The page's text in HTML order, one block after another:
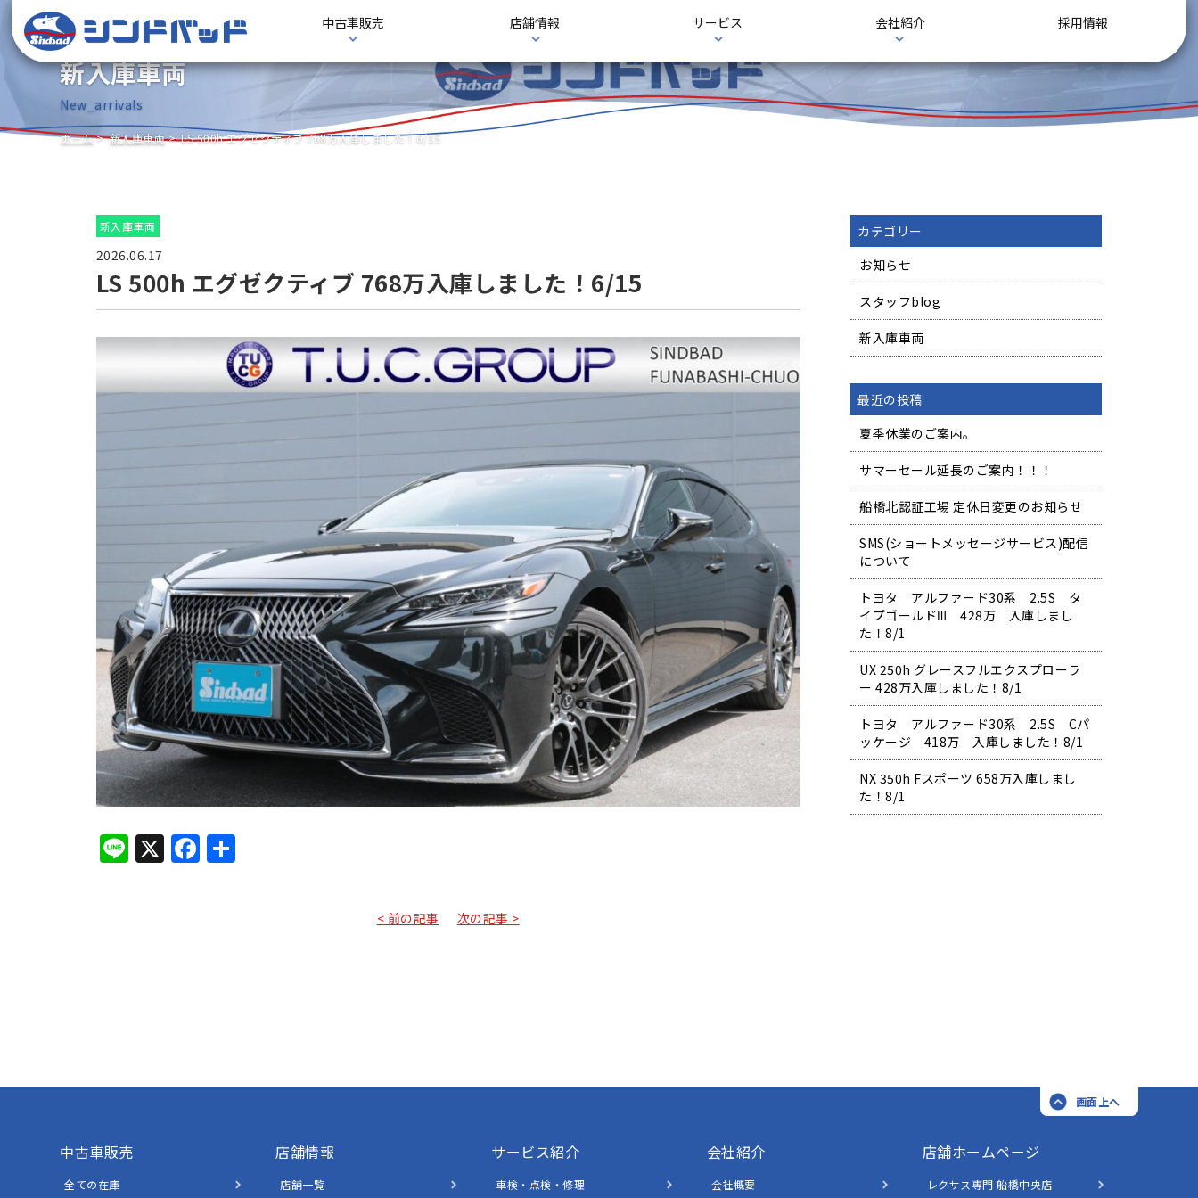
中古車販売 店舗情報 サービス 会社紹介 採用情報
新入庫車両
New_arrivals
ホーム 新入庫車両 LS 500h エグゼクティブ 768万入庫しました！6/15
新入庫車両
2026.06.17
LS 500h エグゼクティブ 768万入庫しました！6/15
Line
X Facebook
共
< 前の記事 次の記事 >
カテゴリー
お知らせ
スタッフblog
新入庫車両
最近の投稿
夏季休業のご案内。
サマーセール延長のご案内！！！
船橋北認証工場 定休日変更のお知らせ
SMS(ショートメッセージサービス)配信
について
トヨタ アルファード30系 2.5S タ
イプゴールドⅢ 428万 入庫しまし
た！8/1
UX 250h グレースフルエクスプローラ
ー 428万入庫しました！8/1
トヨタ アルファード30系 2.5S Cパ
ッケージ 418万 入庫しました！8/1
NX 350h Fスポーツ 658万入庫しまし
た！8/1
画面上へ
中古車販売
全ての在庫
店舗情報
店舗一覧
サービス紹介
車検・点検・修理
会社紹介
会社概要
店舗ホームページ
レクサス専門 船橋中央店